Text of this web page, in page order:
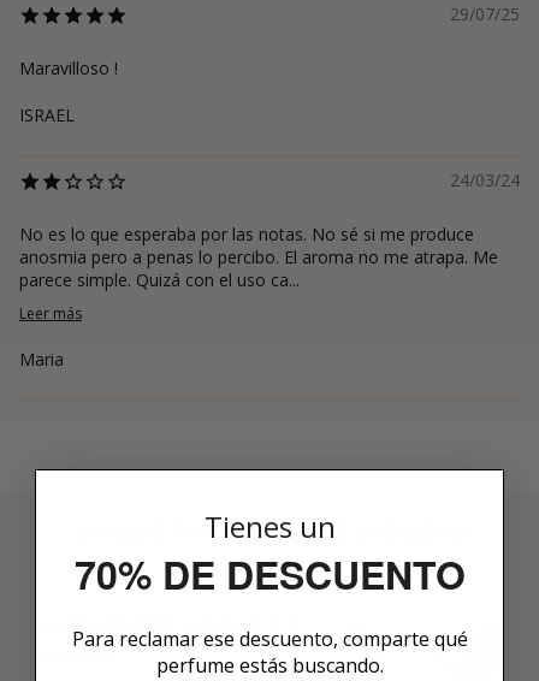
29/07/25
Maravilloso !
ISRAEL
24/03/24
No es lo que esperaba por las notas. No sé si me produce
anosmia pero a penas lo percibo. El aroma no me atrapa. Me
parece simple. Quizá con el uso ca...
Leer más
Maria
3 PASOS PARA HACERTE MIEMBRO
01
ENCUENTRA LO QUE TE
GUSTA
Tienes un
70% DE DESCUENTO
Para reclamar ese descuento, comparte qué
perfume estás buscando.